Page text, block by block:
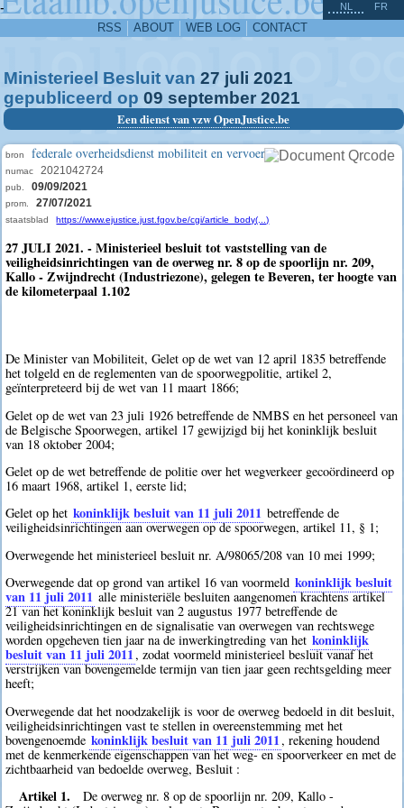
-
RSS ABOUT WEB LOG CONTACT
NL FR
Ministerieel Besluit van 27 juli 2021
gepubliceerd op 09 september 2021
Een dienst van vzw OpenJustice.be
bron federale overheidsdienst mobiliteit en vervoer
numac 2021042724
pub. 09/09/2021
prom. 27/07/2021
staatsblad https://www.ejustice.just.fgov.be/cgi/article_body(...)
27 JULI 2021. - Ministerieel besluit tot vaststelling van de
veiligheidsinrichtingen van de overweg nr. 8 op de spoorlijn nr. 209,
Kallo - Zwijndrecht (Industriezone), gelegen te Beveren, ter hoogte van
de kilometerpaal 1.102
De Minister van Mobiliteit, Gelet op de wet van 12 april 1835 betreffende
het tolgeld en de reglementen van de spoorwegpolitie, artikel 2,
geïnterpreteerd bij de wet van 11 maart 1866;
Gelet op de wet van 23 juli 1926 betreffende de NMBS en het personeel van
de Belgische Spoorwegen, artikel 17 gewijzigd bij het koninklijk besluit
van 18 oktober 2004;
Gelet op de wet betreffende de politie over het wegverkeer gecoördineerd op
16 maart 1968, artikel 1, eerste lid;
Gelet op het koninklijk besluit van 11 juli 2011 betreffende de
veiligheidsinrichtingen aan overwegen op de spoorwegen, artikel 11, § 1;
Overwegende het ministerieel besluit nr. A/98065/208 van 10 mei 1999;
Overwegende dat op grond van artikel 16 van voormeld koninklijk besluit
van 11 juli 2011 alle ministeriële besluiten aangenomen krachtens artikel
21 van het koninklijk besluit van 2 augustus 1977 betreffende de
veiligheidsinrichtingen en de signalisatie van overwegen van rechtswege
worden opgeheven tien jaar na de inwerkingtreding van het koninklijk
besluit van 11 juli 2011, zodat voormeld ministerieel besluit vanaf het
verstrijken van bovengemelde termijn van tien jaar geen rechtsgelding meer
heeft;
Overwegende dat het noodzakelijk is voor de overweg bedoeld in dit besluit,
veiligheidsinrichtingen vast te stellen in overeenstemming met het
bovengenoemde koninklijk besluit van 11 juli 2011, rekening houdend
met de kenmerkende eigenschappen van het weg- en spoorverkeer en met de
zichtbaarheid van bedoelde overweg, Besluit :
Artikel 1.
De overweg nr. 8 op de spoorlijn nr. 209, Kallo -
^